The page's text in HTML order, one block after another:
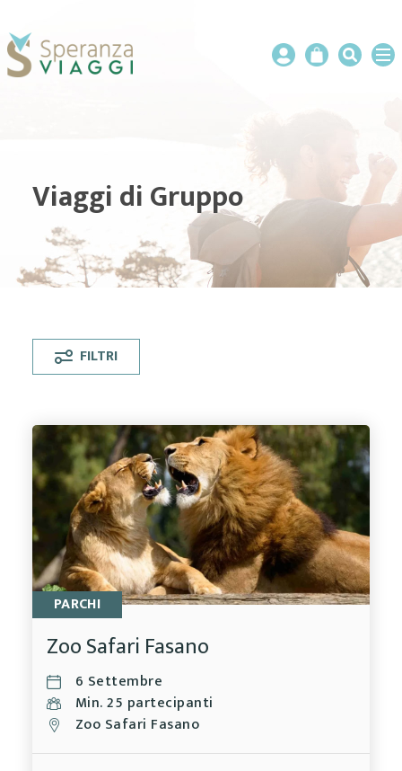
Viaggi di Gruppo
FILTRI
PARCHI
Zoo Safari Fasano
6 Settembre
Min. 25 partecipanti
Zoo Safari Fasano